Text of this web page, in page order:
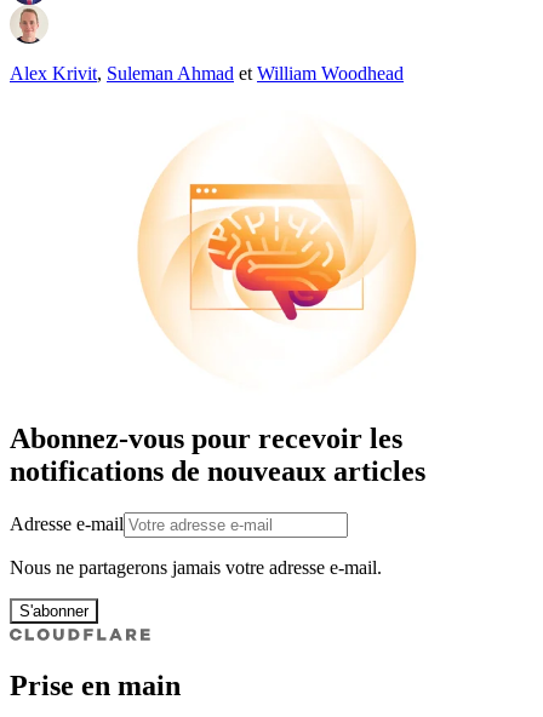
Alex Krivit, Suleman Ahmad et William Woodhead
Abonnez-vous pour recevoir les
notifications de nouveaux articles
Adresse e-mail
Nous ne partagerons jamais votre adresse e-mail.
S'abonner
Prise en main